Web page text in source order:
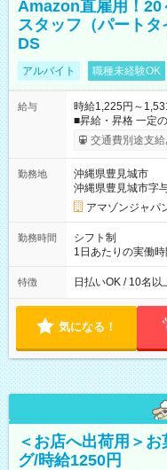
Amazon直雇用！
スタッフ（パート
DS
アルバイト 職種未経験OK
給与
時給1,225円～
■昇給・昇格 一定
まで昇給の機会があります。 ■正社員登
月25日支払い ※
☆Amazon直雇用で安定して働
あり 試用期間の長
です。
交通費別途支給
勤務地
沖縄県豊見城市
沖縄県豊見城市字
アマゾンジャパ
勤務時間
シフト制
1日あたりの実働
特徴 日払いOK / 10名以
気になる！
＜お店へ出荷用＞
グ/時給1250円